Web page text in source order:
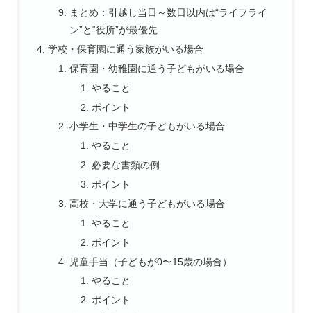
まとめ：引越し当日～数日以内は“ライフライ
ン”と“役所”が最優先
学校・保育園に通う家族がいる場合
保育園・幼稚園に通う子どもがいる場合
やること
ポイント
小学生・中学生の子どもがいる場合
やること
必要な書類の例
ポイント
高校・大学に通う子どもがいる場合
やること
ポイント
児童手当（子どもが0〜15歳の場合）
やること
ポイント